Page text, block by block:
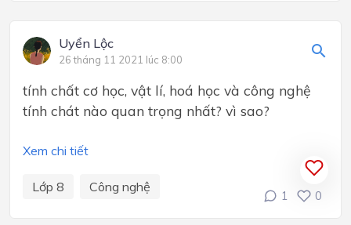
Uyển Lộc
26 tháng 11 2021 lúc 8:00
tính chất cơ học, vật lí, hoá học và công nghệ
tính chát nào quan trọng nhất? vì sao?
Xem chi tiết
Lớp 8 Công nghệ
1 0